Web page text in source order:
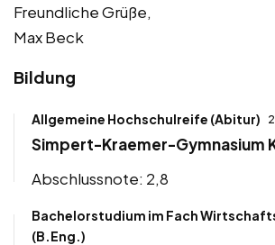
Freundliche Grüße,
Max Beck
Bildung
Allgemeine Hochschulreife (Abitur)
Simpert-Kraemer-Gymnasium
Abschlussnote: 2,8
Bachelorstudium im Fach
(B.Eng.)